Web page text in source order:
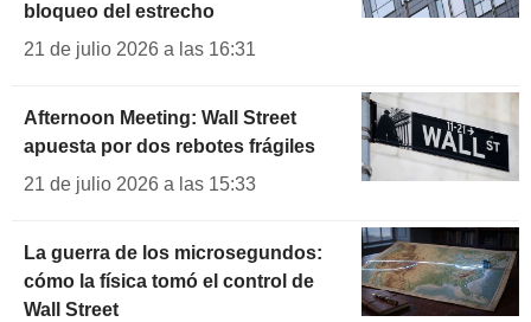
bloqueo del estrecho
21 de julio 2026 a las 16:31
Afternoon Meeting: Wall Street
apuesta por dos rebotes frágiles
21 de julio 2026 a las 15:33
La guerra de los microsegundos:
cómo la física tomó el control de
Wall Street